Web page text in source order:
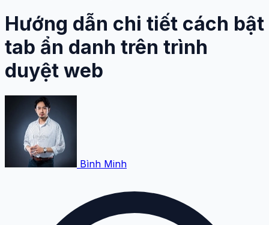
Hướng dẫn chi tiết cách bật
tab ẩn danh trên trình
duyệt web
Bình Minh